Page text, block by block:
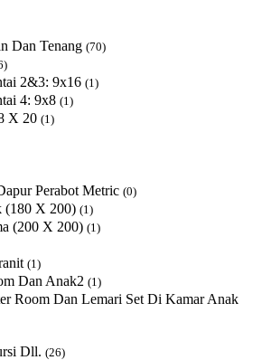
Dan Tenang (70)
2&3: 9x16 (1)
4: 9x8 (1)
X 20 (1)
Perabot Metric (0)
(180 X 200) (1)
(200 X 200) (1)
(1)
Dan Anak2 (1)
Room Dan Lemari Set Di Kamar Anak
Dll. (26)